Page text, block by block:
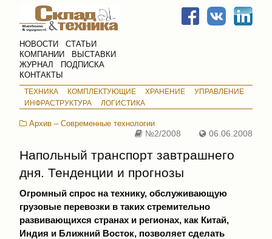
НОВОСТИ
СТАТЬИ
КОМПАНИИ
ВЫСТАВКИ
ЖУРНАЛ
ПОДПИСКА
КОНТАКТЫ
ТЕХНИКА КОМПЛЕКТУЮЩИЕ ХРАНЕНИЕ
УПРАВЛЕНИЕ
ИНФРАСТРУКТУРА
ЛОГИСТИКА
Архив – Современные технологии
№2/2008
06.06.2008
Напольный транспорт завтрашнего
дня. Тенденции и прогнозы
Огромный спрос на технику, обслуживающую
грузовые перевозки в таких стремительно
развивающихся странах и регионах, как Китай,
Индия и Ближний Восток, позволяет сделать